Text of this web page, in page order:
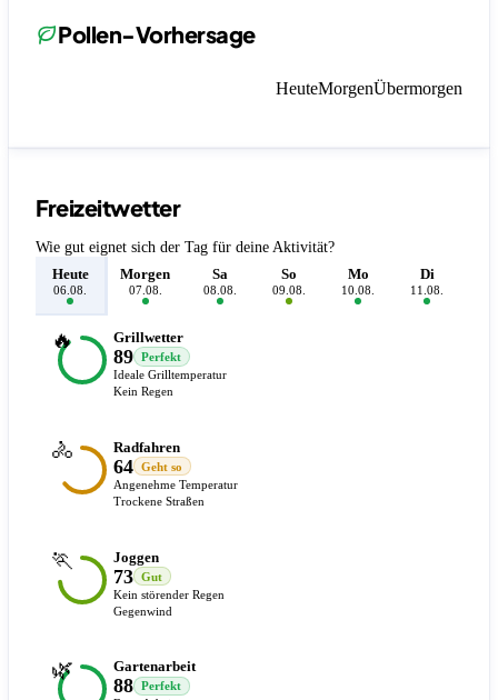
Pollen-Vorhersage
HeuteMorgenÜbermorgen
Freizeitwetter
Wie gut eignet sich der Tag für deine Aktivität?
Heute
06.08.
Morgen
07.08.
Sa
08.08.
So
09.08.
Mo
10.08.
Di
11.08.
🔥 Grillwetter
89
Perfekt
Ideale Grilltemperatur
Kein Regen
🚴 Radfahren
64
Geht so
Angenehme Temperatur
Trockene Straßen
🏃 Joggen
73
Gut
Kein störender Regen
Gegenwind
🌿 Gartenarbeit
88
Perfekt